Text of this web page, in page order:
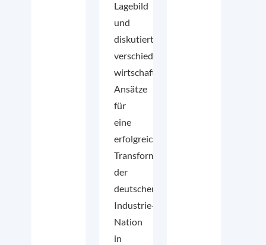
Lagebild
und
diskutiert
verschiedene
wirtschaftspolitische
Ansätze
für
eine
erfolgreiche
Transformation
der
deutschen
Industrie-
Nation
in